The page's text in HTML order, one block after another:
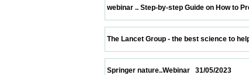
webinar .. Step-by-step Guide on How
The Lancet Group - the best
Springer nature..Webinar   31/